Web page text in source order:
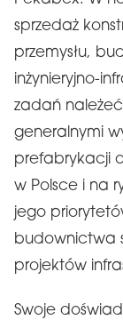
sprzedaż
przemysłu,
inżynieryjno-
zadań
generalnymi
prefabrykacji
w Polsce i na
jego
budownictwa
projektów
Swoje